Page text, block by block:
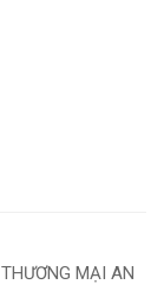
MẠI AN